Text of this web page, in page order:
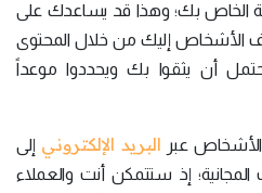
الخاص بك؛ وهذا قد يساعدك على
الأشخاص إليك من خلال المحتوى
أن يثقوا بك ويحددوا موعداً
عبر البريد الإلكتروني إلى
المجانية؛ إذ ستتمكن أنت والعملاء